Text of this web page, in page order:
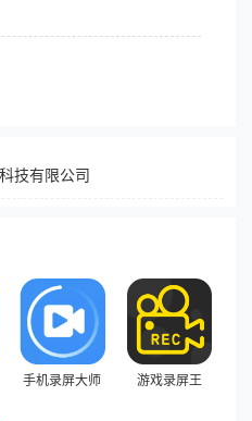
技有限公司
手机录屏大师 游戏录屏王